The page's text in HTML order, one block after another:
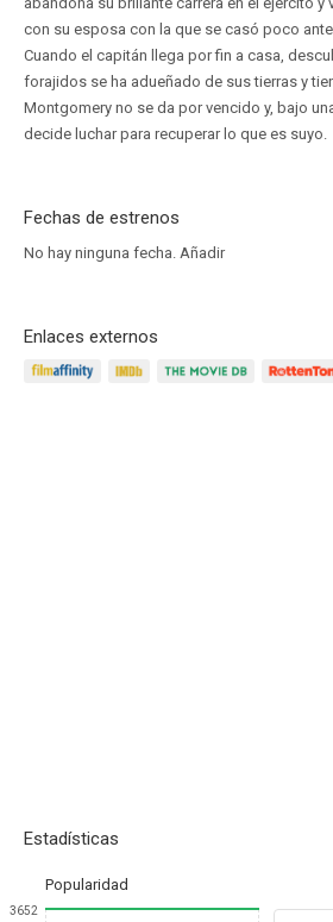
con su esposa con la que se casó poco
Cuando el capitán llega por fin a casa,
forajidos se ha adueñado de sus tierras y
Montgomery no se da por vencido y, bajo
decide luchar para recuperar lo que es suyo.
Fechas de estrenos
No hay ninguna fecha. Añadir
Enlaces externos
Estadísticas
Popularidad
3652